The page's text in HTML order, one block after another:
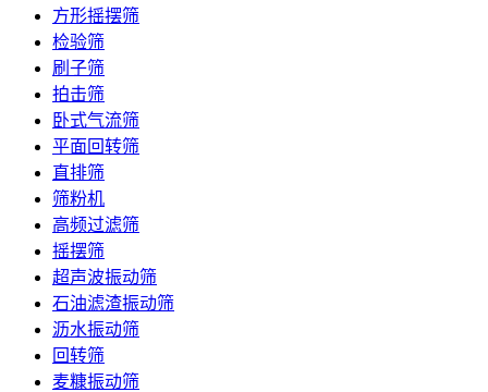
方形摇摆筛
检验筛
刷子筛
拍击筛
卧式气流筛
平面回转筛
直排筛
筛粉机
高频过滤筛
摇摆筛
超声波振动筛
石油滤渣振动筛
沥水振动筛
回转筛
麦糠振动筛